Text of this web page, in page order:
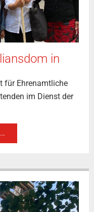
in
für Ehrenamtliche
im Dienst der